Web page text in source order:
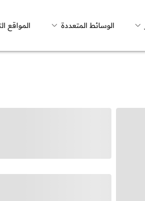
الوسائط المتعددة المواقع